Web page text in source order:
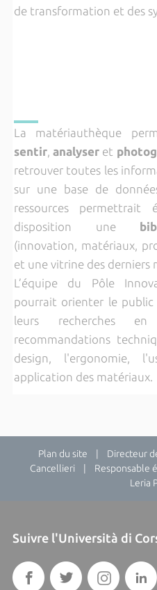
de transformation et des
La matériauthèque
sentir,analyser et
retrouver toutes les
sur une base de
ressources
disposition une
(innovation, matériaux,
et une vitrine des derniers
L’équipe du Pôle
pourrait orienter le public
leurs recherches
recommandations
design, l'ergonomie,
application des matériaux.
Plan du site | Directeur de
Cancellieri | Responsable
Leria
Suivre l'Università di